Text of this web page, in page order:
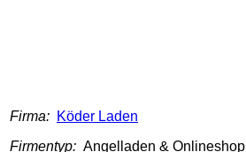
Firma: Köder Laden
Firmentyp: Angelladen & Onlineshop